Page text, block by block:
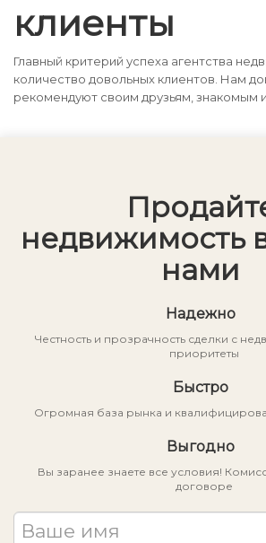
клиенты
Главный критерий успеха агентства
количество довольных клиентов. Нам
рекомендуют своим друзьям, знакомым
недвижимость
нами
Надежно
Честность и прозрачность сделки с
приоритеты
Быстро
Огромная база рынка и
Выгодно
Вы заранее знаете все условия!
договоре
Ваше имя